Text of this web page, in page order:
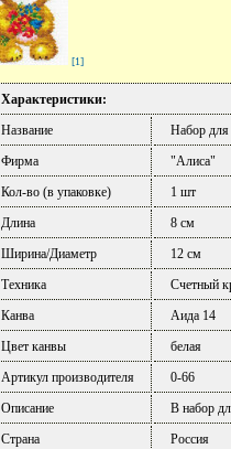
[1]
Характеристики:
Название
Набор
Фирма
"Алиса"
Кол-во (в упаковке)
1 шт
Длина
8 см
Ширина/Диаметр
12 см
Техника
Счетный
Канва
Аида 14
Цвет канвы
белая
Артикул производителя
0-66
Описание
В набор
Страна
Россия